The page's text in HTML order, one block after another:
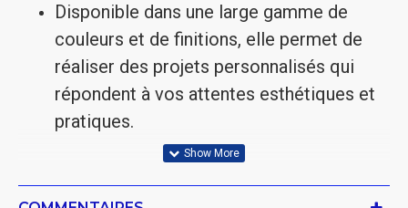
Disponible dans une large gamme de
couleurs et de finitions, elle permet de
réaliser des projets personnalisés qui
répondent à vos attentes esthétiques et
pratiques.